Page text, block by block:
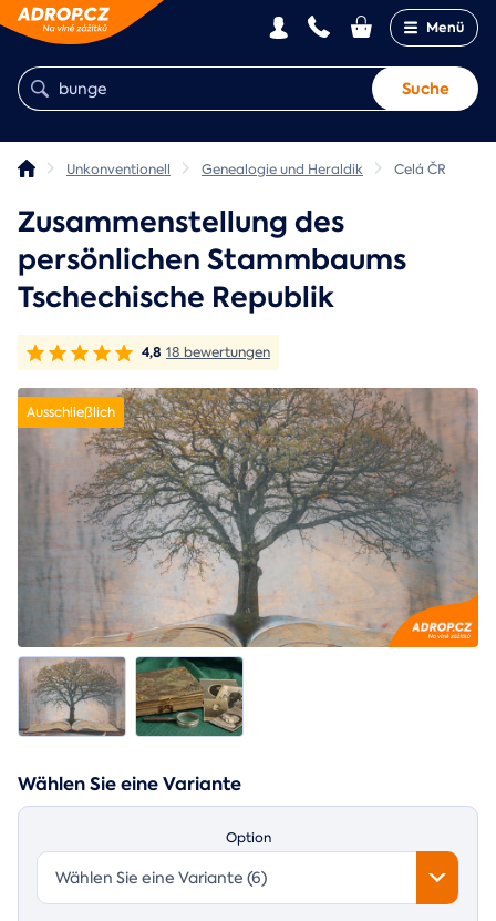
Menü
Suche
Unkonventionell Genealogie und Heraldik Celá ČR
Zusammenstellung des
persönlichen Stammbaums
Tschechische Republik
4,8 18 bewertungen
Ausschließlich
Wählen Sie eine Variante
Option
Wählen Sie eine Variante (6)